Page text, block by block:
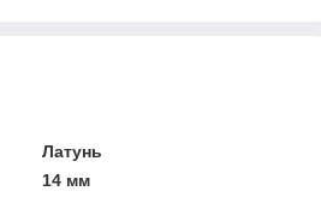
Латунь
14 мм